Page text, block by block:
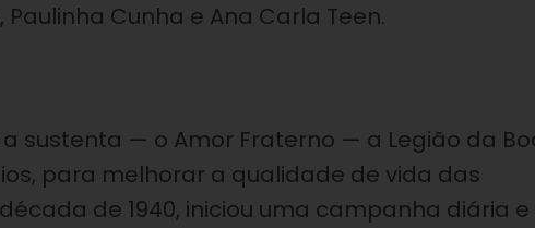
Cunha e Ana Carla Teen.
sustenta — o Amor Fraterno — a Legião da
para melhorar a qualidade de vida das
de 1940, iniciou uma campanha diária e